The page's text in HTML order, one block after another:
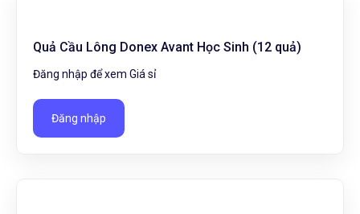
Quả Cầu Lông Donex Avant Học Sinh (12 quả)
Đăng nhập để xem Giá sỉ
Đăng nhập